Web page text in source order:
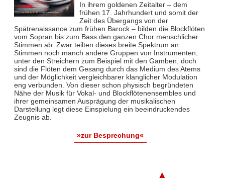
In ihrem goldenen Zeitalter – dem
frühen 17. Jahrhundert und somit der
Zeit des Übergangs von der
Spätrenaissance zum frühen Barock – bilden die Blockflöten
vom Sopran bis zum Bass den ganzen Chor menschlicher
Stimmen ab. Zwar teil­ten dieses breite Spektrum an
Stimmen noch manch andere Gruppen von Instrumenten,
unter den Streichern zum Bei­spiel mit den Gamben, doch
sind die Flöten dem Gesang durch das Medium des Atems
und der Möglichkeit vergleich­barer klanglicher Modulation
eng verbunden. Von dieser schon physisch begründeten
Nähe der Musik für Vokal- und Blockflö­tenensembles und
ihrer gemeinsamen Ausprägung der musikalischen
Darstellung legt diese Einspielung ein beeindruckendes
Zeugnis ab.
»zur Besprechung«